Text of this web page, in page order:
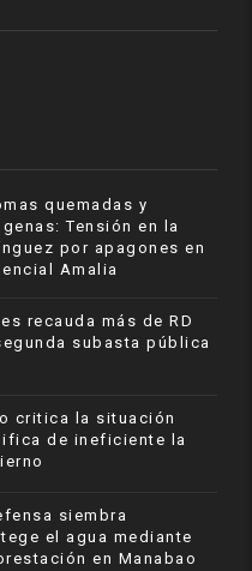
quemadas y
Tensión en la
por apagones en
Amalia
recauda más de RD
subasta pública
critica la situación
de ineficiente la
siembra
el agua mediante
en Manabao